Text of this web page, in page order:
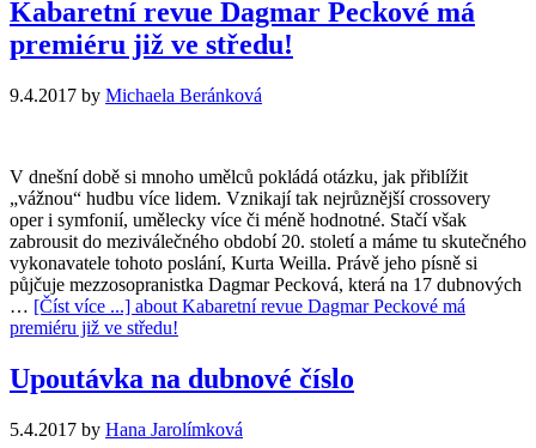
Kabaretní revue Dagmar Peckové má
premiéru již ve středu!
9.4.2017 by Michaela Beránková
V dnešní době si mnoho umělců pokládá otázku, jak přiblížit
„vážnou“ hudbu více lidem. Vznikají tak nejrůznější crossovery
oper i symfonií, umělecky více či méně hodnotné. Stačí však
zabrousit do meziválečného období 20. století a máme tu skutečného
vykonavatele tohoto poslání, Kurta Weilla. Právě jeho písně si
půjčuje mezzosopranistka Dagmar Pecková, která na 17 dubnových
… [Číst více ...] about Kabaretní revue Dagmar Peckové má
premiéru již ve středu!
Upoutávka na dubnové číslo
5.4.2017 by Hana Jarolímková